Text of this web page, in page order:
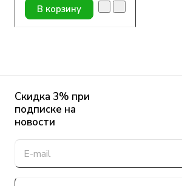
В корзину
Скидка 3% при
подписке на
новости